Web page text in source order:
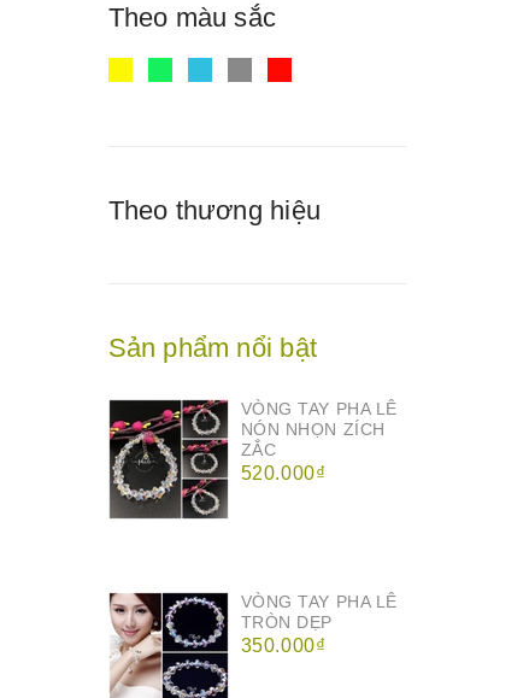
Theo màu sắc
Theo thương hiệu
Sản phẩm nổi bật
VÒNG TAY PHA LÊ
NÓN NHỌN ZÍCH
ZẮC
520.000₫
VÒNG TAY PHA LÊ
TRÒN DẸP
350.000₫